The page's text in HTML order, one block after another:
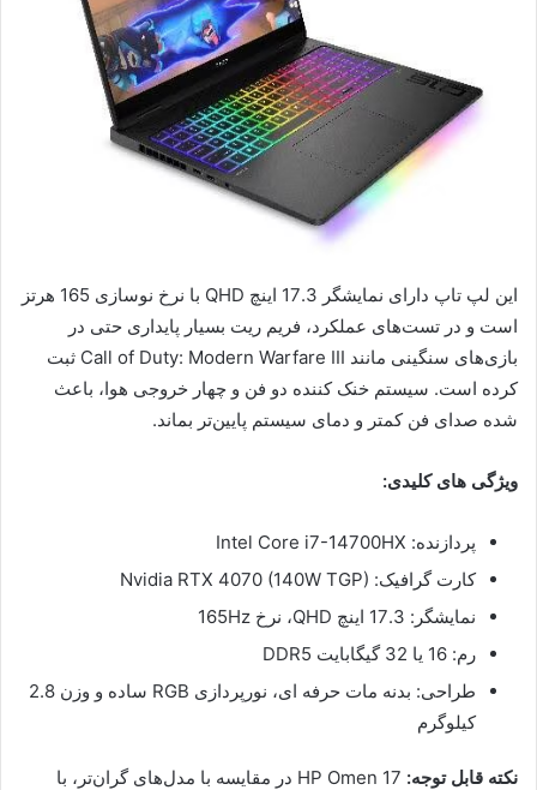
این لپ تاپ دارای نمایشگر 17.3 اینچ QHD با نرخ نوسازی 165 هرتز
است و در تست‌های عملکرد، فریم ریت بسیار پایداری حتی در
بازی‌های سنگینی مانند Call of Duty: Modern Warfare III ثبت
کرده است. سیستم خنک کننده دو فن و چهار خروجی هوا، باعث
شده صدای فن کمتر و دمای سیستم پایین‌تر بماند.
ویژگی های کلیدی:
پردازنده: Intel Core i7-14700HX
کارت گرافیک: Nvidia RTX 4070 (140W TGP)
نمایشگر: 17.3 اینچ QHD، نرخ 165Hz
رم: 16 یا 32 گیگابایت DDR5
طراحی: بدنه مات حرفه ای، نورپردازی RGB ساده و وزن 2.8
کیلوگرم
نکته قابل توجه:
HP Omen 17 در مقایسه با مدل‌های گران‌تر، با